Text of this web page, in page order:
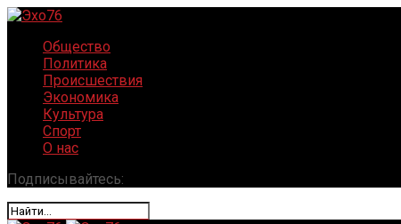
Общество
Политика
Происшествия
Экономика
Культура
Спорт
О нас
Подписывайтесь: